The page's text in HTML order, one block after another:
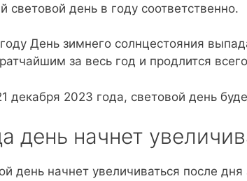
световой день в году соответственно.
День зимнего солнцестояния
за весь год и продлится
декабря 2023 года, световой день
день начнет
день начнет увеличиваться после